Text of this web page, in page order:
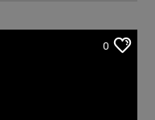
0